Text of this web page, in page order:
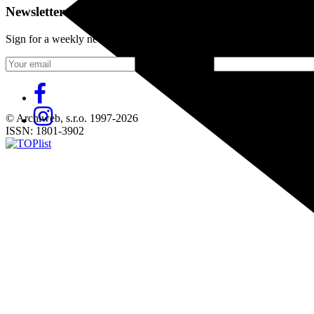
Newsletter
Sign for a weekly newsletter:
© Archiweb, s.r.o. 1997-2026
ISSN: 1801-3902